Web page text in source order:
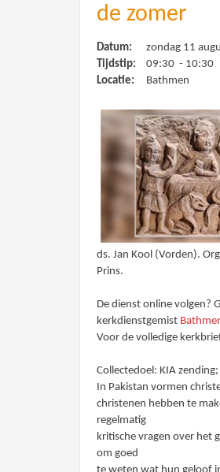
de zomer
Datum:
zondag 11
Tijdstip:
09:30 - 10:30
Locatie:
Bathmen
ds. Jan Kool (Vorden).
Prins.
De dienst online volgen?
kerkdienstgemist
Voor de volledige
Collectedoel: KIA
In Pakistan vormen
christenen hebben te
regelmatig
kritische vragen over het
om goed